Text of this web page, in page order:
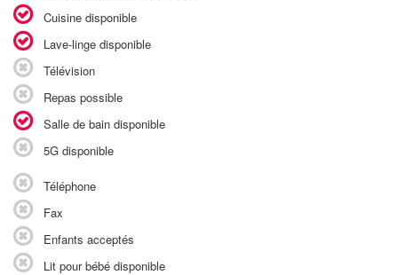
Cuisine disponible
Lave-linge disponible
Télévision
Repas possible
Salle de bain disponible
5G disponible
Téléphone
Fax
Enfants acceptés
Lit pour bébé disponible